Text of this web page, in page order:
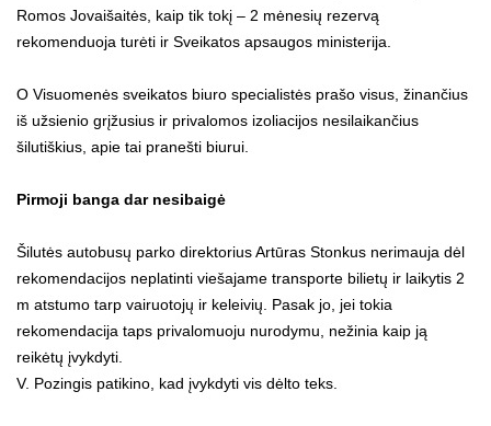
Romos Jovaišaitės, kaip tik tokį – 2 mėnesių rezervą
rekomenduoja turėti ir Sveikatos apsaugos ministerija.
O Visuomenės sveikatos biuro specialistės prašo visus, žinančius
iš užsienio grįžusius ir privalomos izoliacijos nesilaikančius
šilutiškius, apie tai pranešti biurui.
Pirmoji banga dar nesibaigė
Šilutės autobusų parko direktorius Artūras Stonkus nerimauja dėl
rekomendacijos neplatinti viešajame transporte bilietų ir laikytis 2
m atstumo tarp vairuotojų ir keleivių. Pasak jo, jei tokia
rekomendacija taps privalomuoju nurodymu, nežinia kaip ją
reikėtų įvykdyti.
V. Pozingis patikino, kad įvykdyti vis dėlto teks.